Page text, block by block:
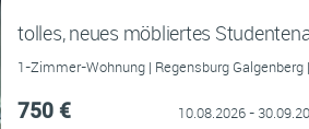
tolles, neues möbliertes
1-Zimmer-Wohnung | Regensburg
750 € 10.08.2026 -